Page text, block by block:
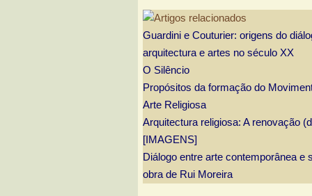
Guardini e Couturier: origens do
arquitectura e artes no século XX
O Silêncio
Propósitos da formação do
Arte Religiosa
Arquitectura religiosa: A renovação
[IMAGENS]
Diálogo entre arte contemporânea e
obra de Rui Moreira